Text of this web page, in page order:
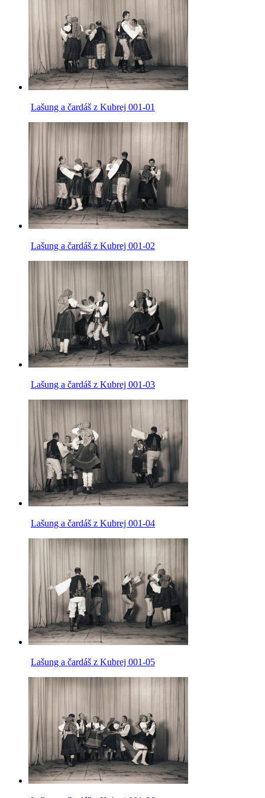
Lašung a čardáš z Kubrej 001-01
Lašung a čardáš z Kubrej 001-02
Lašung a čardáš z Kubrej 001-03
Lašung a čardáš z Kubrej 001-04
Lašung a čardáš z Kubrej 001-05